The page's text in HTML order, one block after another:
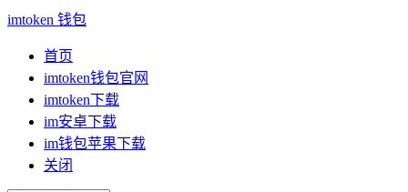
imtoken 钱包
首页
imtoken钱包官网
imtoken下载
im安卓下载
im钱包苹果下载
关闭